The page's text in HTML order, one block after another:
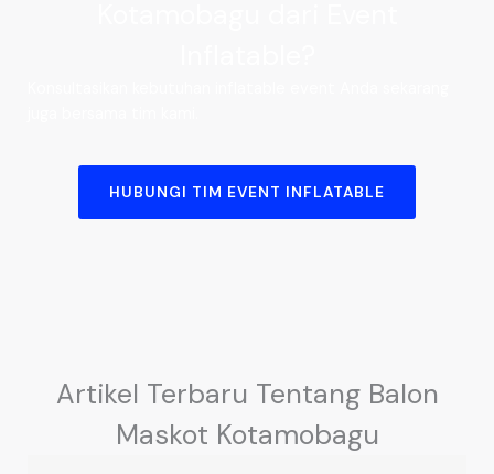
HUBUNGI TIM EVENT INFLATABLE
Artikel Terbaru Tentang Balon
Maskot Kotamobagu